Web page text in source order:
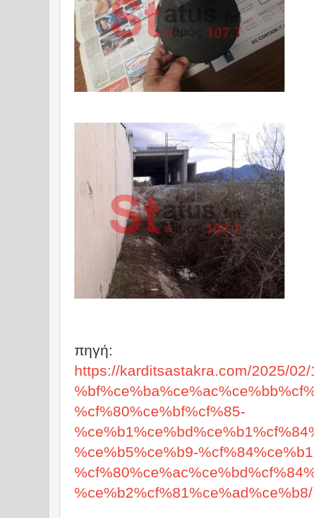
πηγή:
https://karditsastakra.com/2025/
%cf%80%ce%bf%cf%85-
%ce%b5%ce%b9-
%ce%b2%cf%81%ce%ad%ce%b8/